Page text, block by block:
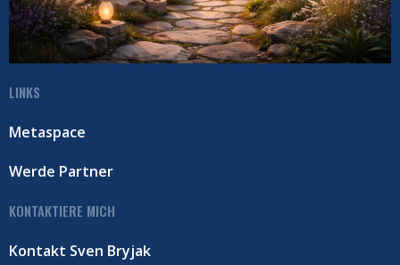
LINKS
Metaspace
Werde Partner
KONTAKTIERE MICH
Kontakt Sven Bryjak